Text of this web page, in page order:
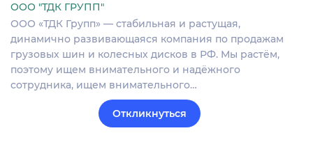
ООО "ТДК ГРУПП"
ООО «ТДК Групп» — стабильная и растущая,
динамично развивающаяся компания по продажам
грузовых шин и колесных дисков в РФ. Мы растём,
поэтому ищем внимательного и надёжного
сотрудника, ищем внимательного…
Откликнуться